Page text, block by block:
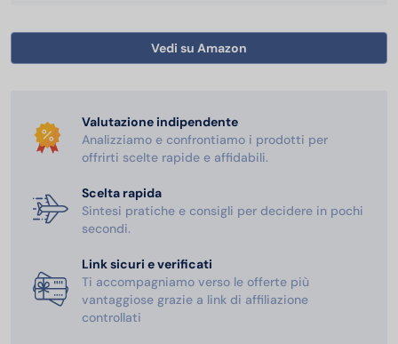
Vedi su Amazon
Valutazione indipendente
Analizziamo e confrontiamo i prodotti per
offrirti scelte rapide e affidabili.
Scelta rapida
Sintesi pratiche e consigli per decidere in pochi
secondi.
Link sicuri e verificati
Ti accompagniamo verso le offerte più
vantaggiose grazie a link di affiliazione
controllati